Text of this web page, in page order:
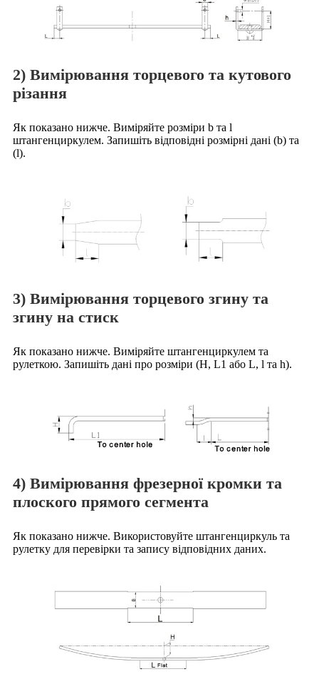
2) Вимірювання торцевого та кутового
різання
Як показано нижче. Виміряйте розміри b та l
штангенциркулем. Запишіть відповідні розмірні дані (b) та
(l).
3) Вимірювання торцевого згину та
згину на стиск
Як показано нижче. Виміряйте штангенциркулем та
рулеткою. Запишіть дані про розміри (H, L1 або L, l та h).
4) Вимірювання фрезерної кромки та
плоского прямого сегмента
Як показано нижче. Використовуйте штангенциркуль та
рулетку для перевірки та запису відповідних даних.